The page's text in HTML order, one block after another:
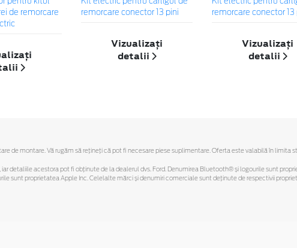
de remorcare
remorcare conector 13 pini
Vizualizați
detalii
remorcare conector 13
Vizualizați
detalii
de montare. Vă rugăm să reţineţi că pot fi necesare piese suplimentare. Oferta este valabilă în limita
detaliile acestora pot fi obținute de la dealerul dvs. Ford. Denumirea Bluetooth® și logourile sunt
sunt proprietatea Apple Inc. Celelalte mărci și denumiri comerciale sunt deținute de respectivii